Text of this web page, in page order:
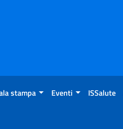
stampa Eventi ISSalute